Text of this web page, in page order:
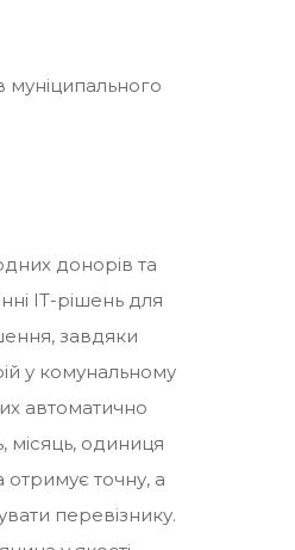
донорів та
ІТ-рішень для
завдяки
у комунальному
автоматично
місяць, одиниця
отримує точну, а
перевізнику.